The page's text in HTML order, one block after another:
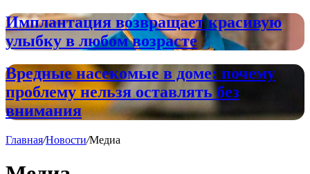
Имплантация возвращает красивую
улыбку в любом возрасте
Вредные насекомые в доме: почему
проблему нельзя оставлять без
внимания
Главная/Новости/Медиа